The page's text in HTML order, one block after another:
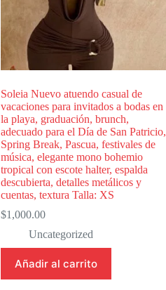
Soleia Nuevo atuendo casual de
vacaciones para invitados a bodas en
la playa, graduación, brunch,
adecuado para el Día de San Patricio,
Spring Break, Pascua, festivales de
música, elegante mono bohemio
tropical con escote halter, espalda
descubierta, detalles metálicos y
cuentas, textura Talla: XS
$1,000.00
Uncategorized
Añadir al carrito